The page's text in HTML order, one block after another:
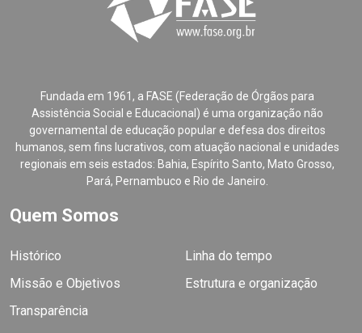
Fundada em 1961, a FASE (Federação de Órgãos para
Assistência Social e Educacional) é uma organização não
governamental de educação popular e defesa dos direitos
humanos, sem fins lucrativos, com atuação nacional e unidades
regionais em seis estados: Bahia, Espírito Santo, Mato Grosso,
Pará, Pernambuco e Rio de Janeiro.
Quem Somos
Histórico
Linha do tempo
Missão e Objetivos
Estrutura e organização
Transparência